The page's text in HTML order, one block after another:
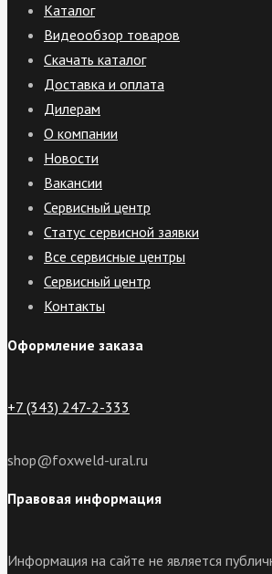
Каталог
Видеообзор товаров
Скачать каталог
Доставка и оплата
Дилерам
О компании
Новости
Вакансии
Сервисный центр
Статус сервисной заявки
Все сервисные центры
Сервисный центр
Контакты
Оформление заказа
+7 (343) 247-2-333
shop@foxweld-ural.ru
Правовая информация
Информация на сайте не является